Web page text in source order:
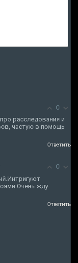
0
расследования и
частую в помощь
Ответить
0
жду
Ответить